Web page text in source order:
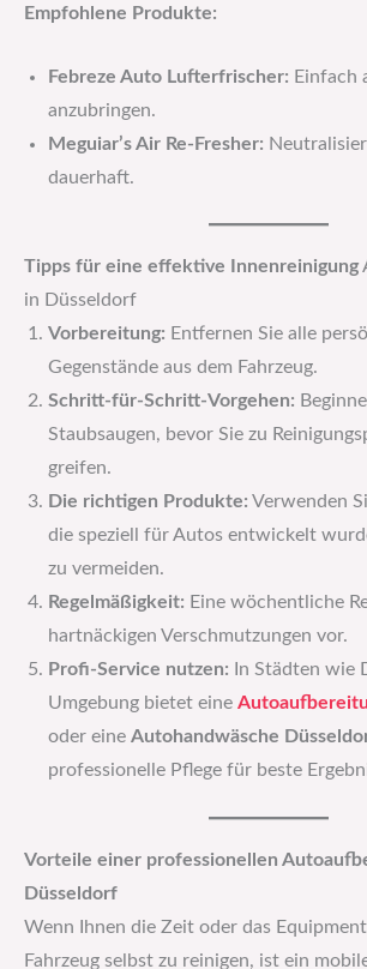
Empfohlene Produkte:
Febreze Auto Lufterfrischer: Einfach
anzubringen.
Meguiar’s Air Re-Fresher:
dauerhaft.
Tipps für eine effektive Innenreinigung
in Düsseldorf
Vorbereitung: Entfernen Sie alle
Gegenstände aus dem Fahrzeug.
Schritt-für-Schritt-Vorgehen:
Staubsaugen, bevor Sie zu
greifen.
Die richtigen Produkte: Verwenden
die speziell für Autos entwickelt
zu vermeiden.
Regelmäßigkeit: Eine wöchentliche
hartnäckigen Verschmutzungen vor.
Profi-Service nutzen: In Städten wie
Umgebung bietet eine
oder eine Autohandwäsche
professionelle Pflege für beste
Vorteile einer professionellen
Düsseldorf
Wenn Ihnen die Zeit oder das
Fahrzeug selbst zu reinigen, ist ein